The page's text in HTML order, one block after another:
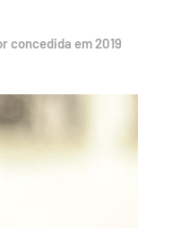
concedida em 2019